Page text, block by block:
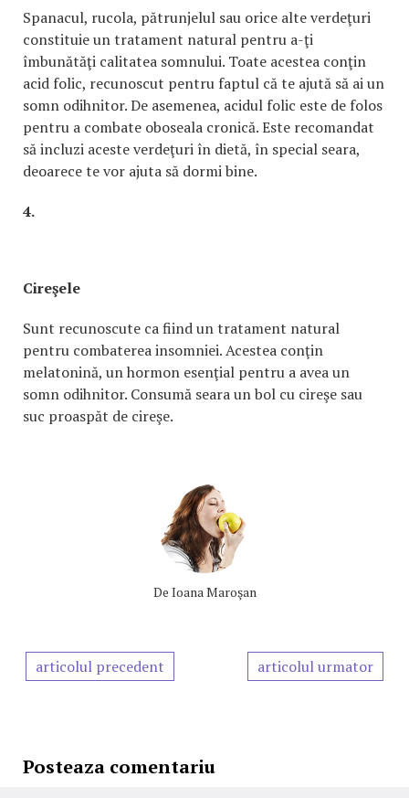
Spanacul, rucola, pătrunjelul sau orice alte verdeţuri
constituie un tratament natural pentru a-ţi
îmbunătăţi calitatea somnului. Toate acestea conţin
acid folic, recunoscut pentru faptul că te ajută să ai un
somn odihnitor. De asemenea, acidul folic este de folos
pentru a combate oboseala cronică. Este recomandat
să incluzi aceste verdeţuri în dietă, în special seara,
deoarece te vor ajuta să dormi bine.
4.
Cireşele
Sunt recunoscute ca fiind un tratament natural
pentru combaterea insomniei. Acestea conţin
melatonină, un hormon esenţial pentru a avea un
somn odihnitor. Consumă seara un bol cu cireşe sau
suc proaspăt de cireşe.
De Ioana Maroşan
articolul precedent articolul urmator
Posteaza comentariu